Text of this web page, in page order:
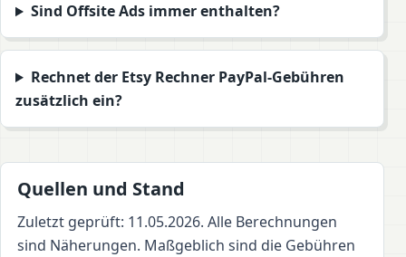
Sind Offsite Ads immer enthalten?
Rechnet der Etsy Rechner PayPal-Gebühren
zusätzlich ein?
Quellen und Stand
Zuletzt geprüft: 11.05.2026. Alle Berechnungen
sind Näherungen. Maßgeblich sind die Gebühren